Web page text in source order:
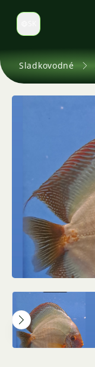
Prepnúť jazyk
Sladkovodné